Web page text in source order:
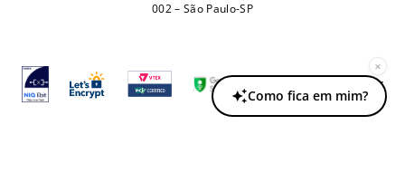
002 – São Paulo-SP
×
Como fica em mim?